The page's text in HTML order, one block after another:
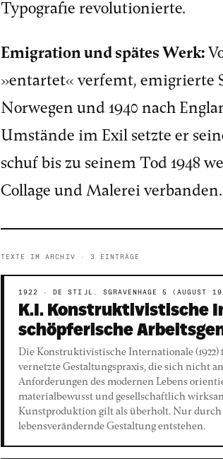
Typografie revolutionierte.
Emigration und spätes Werk:
»entartet« verfemt, emigrierte
Norwegen und 1940 nach
Umstände im Exil setzte er
schuf bis zu seinem Tod 1948
Collage und Malerei verbanden.
TEXTE IM ARCHIV · 3 EINTRÄGE
1922 · DE STIJL. SGRAVENHAGE 5 (AUGUST
K.I. Konstruktivistische
schöpferische
Die Konstruktivistische Internationale
vernetzte Gestaltungspraxis, die sich nicht
Anforderungen des modernen Lebens
materialbewusst und gesellschaftlich
Kunstproduktion gilt als überholt. Nur
lebensverändernde Gestaltung entstehen.